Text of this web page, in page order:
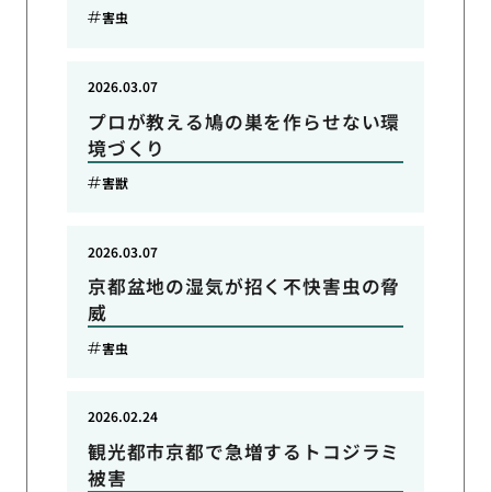
害虫
プロが教える鳩の巣を作らせない環
境づくり
2026.03.07
害獣
京都盆地の湿気が招く不快害虫の脅
威
2026.03.07
害虫
観光都市京都で急増するトコジラミ
被害
2026.02.24